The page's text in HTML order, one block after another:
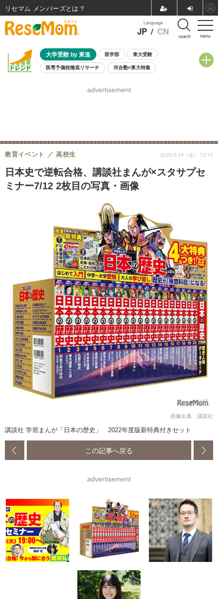
menu
Language
JP / CN search
大学受験 by 東進 医学部 東大受験
医専予備校徹底リサーチ 河合塾×東大特集
8月開催学校説明会・相談会
advertisement
日本史で逆転合格、講談社まんが×スタサプセ
ミナー7/12 2枚目の写真・画像
教育イベント 高校生 2022.6.24（金） 13:15
画像出典：講談社
講談社 学習まんが「日本の歴史」 2022年度版新特典付きセット
この記事へ戻る
advertisement
リセマム メンバーズ